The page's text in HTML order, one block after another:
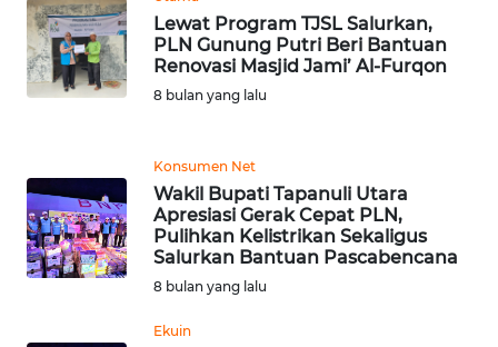
Lewat Program TJSL Salurkan,
PLN Gunung Putri Beri Bantuan
Renovasi Masjid Jami’ Al-Furqon
8 bulan yang lalu
Konsumen Net
Wakil Bupati Tapanuli Utara
Apresiasi Gerak Cepat PLN,
Pulihkan Kelistrikan Sekaligus
Salurkan Bantuan Pascabencana
8 bulan yang lalu
Ekuin
WN
KALTARA
WN
KALTIM